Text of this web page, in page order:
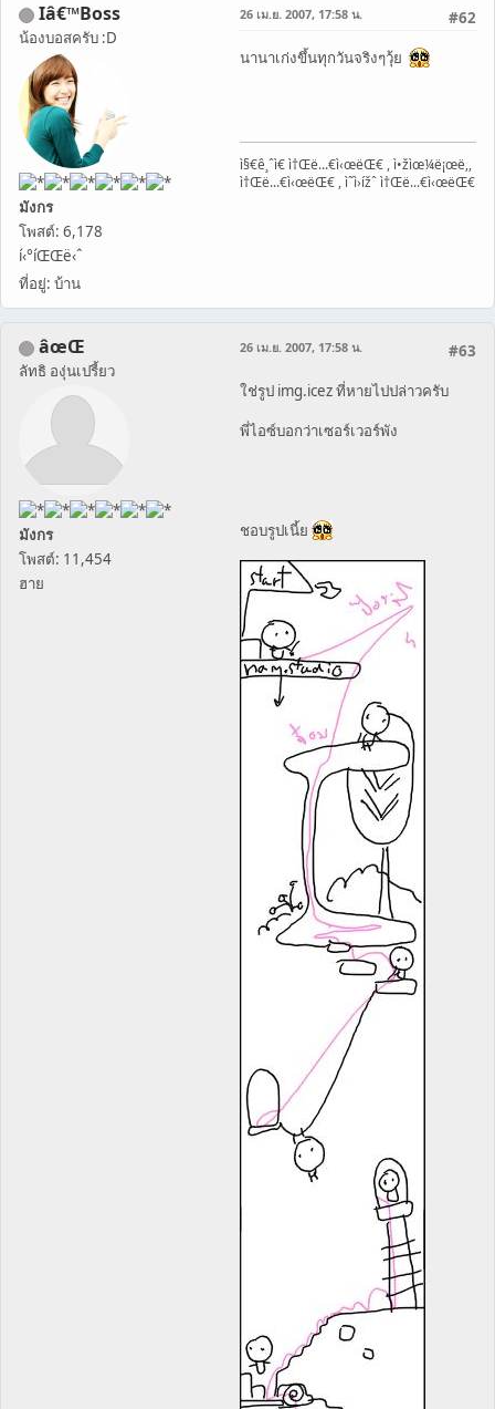
Iâ€™Boss
น้องบอสครับ :D
มังกร
โพสต์: 6,178
í‹°íŒŒë‹ˆ
ที่อยู่: บ้าน
#62
26 เม.ย. 2007, 17:58 น.
นานาเก่งขึ้นทุกวันจริงๆวุ้ย
ì§€ê¸ˆì€ ì†Œë...€ì‹œëŒ€ , ì•žìœ¼ë¡œë,,
ì†Œë...€ì‹œëŒ€ , ì˜ì›ížˆ ì†Œë...€ì‹œëŒ€
âœŒ
ลัทธิ องุ่นเปรี้ยว
มังกร
โพสต์: 11,454
ฮาย
#63
26 เม.ย. 2007, 17:58 น.
ใช่รูป img.icez ที่หายไปปล่าวครับ
พี่ไอซ์บอกว่าเซอร์เวอร์พัง
ชอบรูปเนี้ย